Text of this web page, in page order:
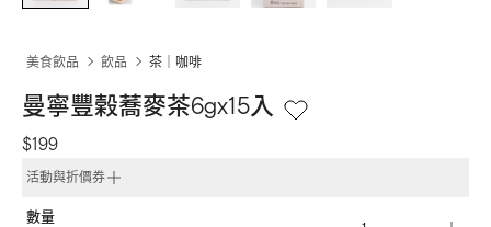
美食飲品 飲品 茶｜咖啡
曼寧豐榖蕎麥茶6gx15入
$199
活動與折價券
數量